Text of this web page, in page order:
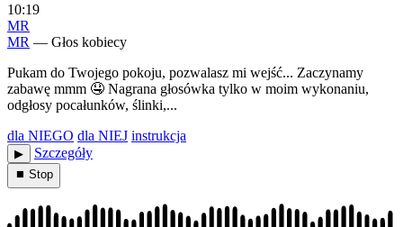
10:19
MR
MR — Głos kobiecy
Pukam do Twojego pokoju, pozwalasz mi wejść... Zaczynamy
zabawę mmm 🤤 Nagrana głosówka tylko w moim wykonaniu,
odgłosy pocałunków, ślinki,...
dla NIEGO dla NIEJ instrukcja
▶︎ Szczegóły
⏹ Stop